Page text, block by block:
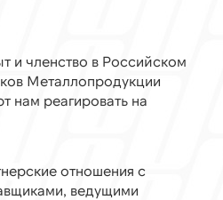
и членство в Российском
Металлопродукции
нам реагировать на
отношения с
ведущими